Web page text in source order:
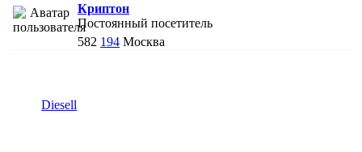
Криптон
Постоянный посетитель
582 194 Москва
Diesell